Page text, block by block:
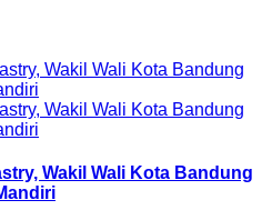
Wakil Wali Kota Bandung